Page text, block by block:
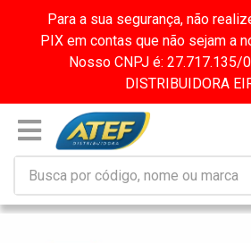
Para a sua segurança, não
PIX em contas que não sejam a
Nosso CNPJ é: 27.717.135/
DISTRIBUIDORA